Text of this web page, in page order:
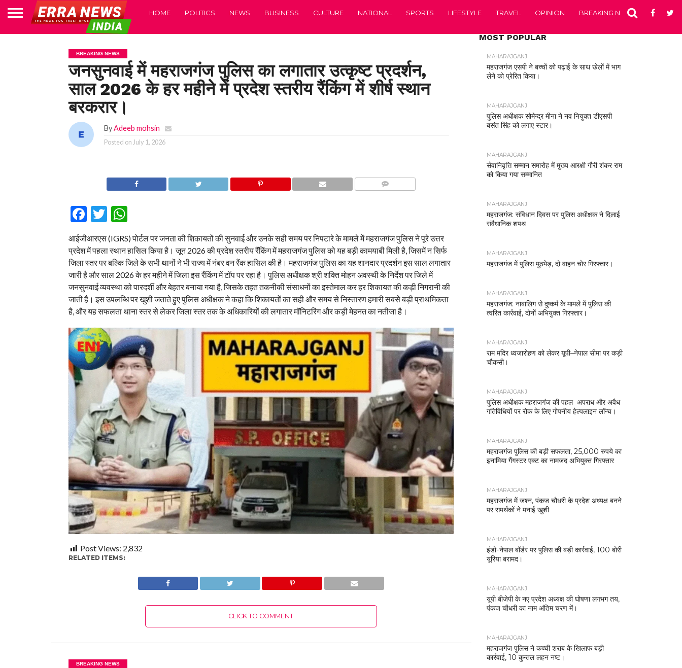
HOME POLITICS NEWS BUSINESS CULTURE NATIONAL SPORTS LIFESTYLE TRAVEL OPINION BREAKING NEWS
BREAKING NEWS
जनसुनवाई में महराजगंज पुलिस का लगातार उत्कृष्ट प्रदर्शन,
साल 2026 के हर महीने में प्रदेश स्तरीय रैंकिंग में शीर्ष स्थान
बरकरार।
ByAdeeb mohsin
Posted on July 1, 2026
Facebook
Twitter
WhatsApp
आईजीआरएस (IGRS) पोर्टल पर जनता की शिकायतों की सुनवाई और उनके सही समय पर निपटारे के मामले में महराजगंज पुलिस ने पूरे उत्तर
प्रदेश में पहला स्थान हासिल किया है। जून 2026 की प्रदेश स्तरीय रैंकिंग में महराजगंज पुलिस को यह बड़ी कामयाबी मिली है, जिसमें न सिर्फ
जिला स्तर पर बल्कि जिले के सभी थानों ने भी राज्य में नंबर वन रैंक हासिल की है। महराजगंज पुलिस का यह शानदार प्रदर्शन इस साल लगातार
जारी है और साल 2026 के हर महीने में जिला इस रैंकिंग में टॉप पर रहा है। पुलिस अधीक्षक श्री शक्ति मोहन अवस्थी के निर्देश पर जिले में
जनसुनवाई व्यवस्था को पारदर्शी और बेहतर बनाया गया है, जिसके तहत तकनीकी संसाधनों का इस्तेमाल कर हर शिकायत की कड़ी निगरानी की
जाती है। इस उपलब्धि पर खुशी जताते हुए पुलिस अधीक्षक ने कहा कि शिकायतों का सही और समय से निस्तारण हमारी सबसे बड़ी प्राथमिकता
है, और यह सफलता थाना स्तर से लेकर जिला स्तर तक के अधिकारियों की लगातार मॉनिटरिंग और कड़ी मेहनत का नतीजा है।
Post Views: 2,832
RELATED ITEMS:
CLICK TO COMMENT
BREAKING NEWS
MOST POPULAR
MAHARAJGANJ
महराजगंज एसपी ने बच्चों को पढ़ाई के साथ खेलों में भाग
लेने को प्रेरित किया।
MAHARAJGANJ
पुलिस अधीक्षक सोमेन्द्र मीना ने नव नियुक्त डीएसपी
बसंत सिंह को लगाए स्टार।
MAHARAJGANJ
सेवानिवृत्ति सम्मान समारोह में मुख्य आरक्षी गौरी शंकर राम
को किया गया सम्मानित
MAHARAJGANJ
महराजगंज: संविधान दिवस पर पुलिस अधीक्षक ने दिलाई
संवैधानिक शपथ
MAHARAJGANJ
महराजगंज में पुलिस मुठभेड़, दो वाहन चोर गिरफ्तार।
MAHARAJGANJ
महराजगंज: नाबालिग से दुष्कर्म के मामले में पुलिस की
त्वरित कार्रवाई, दोनों अभियुक्त गिरफ्तार।
MAHARAJGANJ
राम मंदिर ध्वजारोहण को लेकर यूपी–नेपाल सीमा पर कड़ी
चौकसी।
MAHARAJGANJ
पुलिस अधीक्षक महराजगंज की पहल अपराध और अवैध
गतिविधियों पर रोक के लिए गोपनीय हेल्पलाइन लॉन्च।
MAHARAJGANJ
महराजगंज पुलिस की बड़ी सफलता, 25,000 रुपये का
इनामिया गैंगस्टर एक्ट का नामजद अभियुक्त गिरफ्तार
MAHARAJGANJ
महराजगंज में जश्न, पंकज चौधरी के प्रदेश अध्यक्ष बनने
पर समर्थकों ने मनाई खुशी
MAHARAJGANJ
इंडो-नेपाल बॉर्डर पर पुलिस की बड़ी कार्रवाई, 100 बोरी
यूरिया बरामद।
MAHARAJGANJ
यूपी बीजेपी के नए प्रदेश अध्यक्ष की घोषणा लगभग तय,
पंकज चौधरी का नाम अंतिम चरण में।
MAHARAJGANJ
महराजगंज पुलिस ने कच्ची शराब के खिलाफ बड़ी
कार्रवाई, 10 कुन्तल लहन नष्ट।